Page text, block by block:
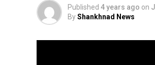
Published 4 years ago on
ByShankhnad News